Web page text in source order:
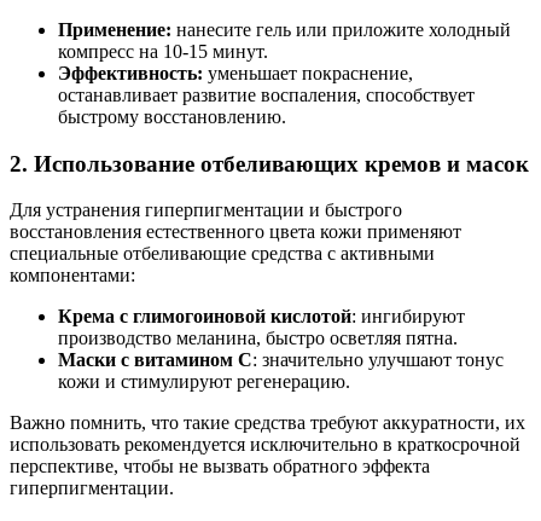
Применение: нанесите гель или приложите холодный
компресс на 10-15 минут.
Эффективность: уменьшает покраснение,
останавливает развитие воспаления, способствует
быстрому восстановлению.
2. Использование отбеливающих кремов и масок
Для устранения гиперпигментации и быстрого
восстановления естественного цвета кожи применяют
специальные отбеливающие средства с активными
компонентами:
Крема с глимогоиновой кислотой: ингибируют
производство меланина, быстро осветляя пятна.
Маски с витамином C: значительно улучшают тонус
кожи и стимулируют регенерацию.
Важно помнить, что такие средства требуют аккуратности, их
использовать рекомендуется исключительно в краткосрочной
перспективе, чтобы не вызвать обратного эффекта
гиперпигментации.